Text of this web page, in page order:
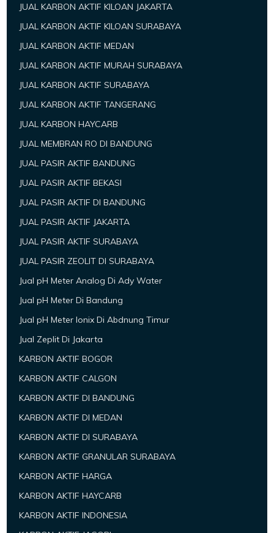
JUAL KARBON AKTIF KILOAN JAKARTA
JUAL KARBON AKTIF KILOAN SURABAYA
JUAL KARBON AKTIF MEDAN
JUAL KARBON AKTIF MURAH SURABAYA
JUAL KARBON AKTIF SURABAYA
JUAL KARBON AKTIF TANGERANG
JUAL KARBON HAYCARB
JUAL MEMBRAN RO DI BANDUNG
JUAL PASIR AKTIF BANDUNG
JUAL PASIR AKTIF BEKASI
JUAL PASIR AKTIF DI BANDUNG
JUAL PASIR AKTIF JAKARTA
JUAL PASIR AKTIF SURABAYA
JUAL PASIR ZEOLIT DI SURABAYA
Jual pH Meter Analog Di Ady Water
Jual pH Meter Di Bandung
Jual pH Meter Ionix Di Abdnung Timur
Jual Zeplit Di Jakarta
KARBON AKTIF BOGOR
KARBON AKTIF CALGON
KARBON AKTIF DI BANDUNG
KARBON AKTIF DI MEDAN
KARBON AKTIF DI SURABAYA
KARBON AKTIF GRANULAR SURABAYA
KARBON AKTIF HARGA
KARBON AKTIF HAYCARB
KARBON AKTIF INDONESIA